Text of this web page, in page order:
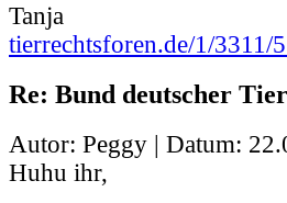
Tanja
tierrechtsforen.de/1/3311/
Re: Bund deutscher
Autor: Peggy | Datum:
Huhu ihr,